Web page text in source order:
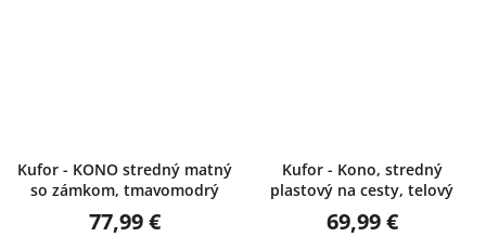
Kufor - KONO stredný matný
so zámkom, tmavomodrý
77,99 €
Kufor - Kono, stredný
plastový na cesty, telový
69,99 €